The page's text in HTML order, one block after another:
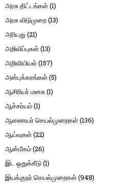
அரசு திட்டங்கள்(1)
அரசு விடுமுறை(13)
அரியது(21)
அறிவிப்புகள்(13)
அறிவியியல் (157)
அன்புக்கரங்கள்(5)
ஆசிரியர் மனசு(1)
ஆச்சர்யம்(1)
ஆணையர் செயல்முறைகள்(136)
ஆய்வுகள்(22)
ஆன்மீகம்(26)
இட ஒதுக்கீடு(1)
இயக்குநர் செயல்முறைகள்(948)